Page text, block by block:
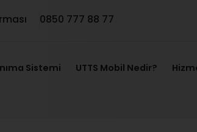
0850 777 88 77
Sistemi UTTS Mobil Nedir?